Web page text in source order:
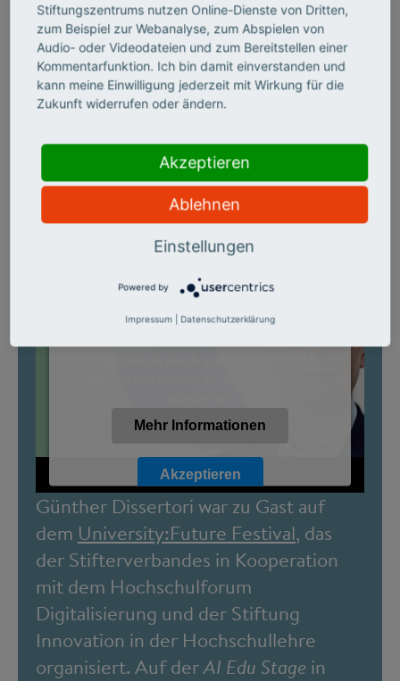
Entdeckungen, da sie die Analyse großer
Datenmengen auf bisher unmögliche
Weise erlauben.
den YouTube Video-Service zu
laden!
um Videoinhalte einzubetten. Dieser Service kann
Mehr Informationen
Akzeptieren
Powered by
Usercentrics Consent Management Platform
Günther Dissertori war zu Gast auf
dem University:Future Festival, das
der Stifterverbandes in Kooperation
mit dem Hochschulforum
Digitalisierung und der Stiftung
Innovation in der Hochschullehre
organisiert. Auf derAI Edu Stage in
Stiftungszentrums nutzen Online-Dienste von Dritten,
zum Beispiel zur Webanalyse, zum Abspielen von
Audio- oder Videodateien und zum Bereitstellen einer
Kommentarfunktion. Ich bin damit einverstanden und
kann meine Einwilligung jederzeit mit Wirkung für die
Zukunft widerrufen oder ändern.
Akzeptieren
Ablehnen
Einstellungen
Powered by
Impressum Datenschutzerklärung